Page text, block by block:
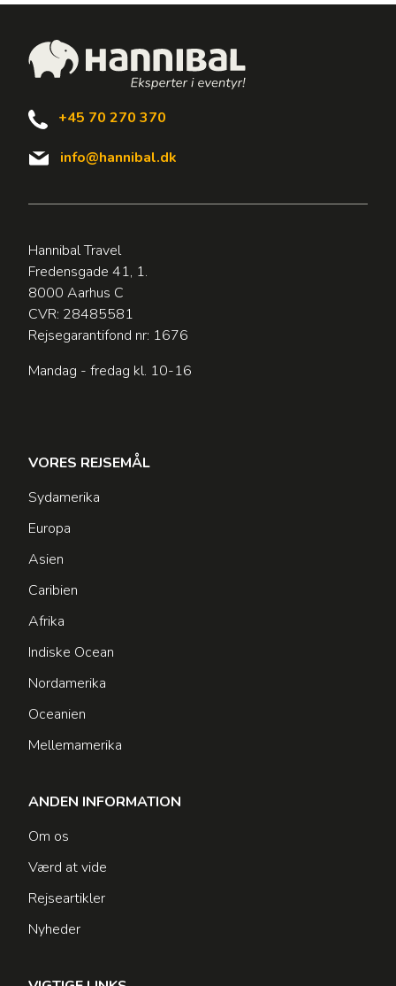
+45 70 270 370
info@hannibal.dk
Hannibal Travel
Fredensgade 41, 1.
8000 Aarhus C
CVR: 28485581
Rejsegarantifond nr: 1676
Mandag - fredag kl. 10-16
VORES REJSEMÅL
Sydamerika
Europa
Asien
Caribien
Afrika
Indiske Ocean
Nordamerika
Oceanien
Mellemamerika
ANDEN INFORMATION
Om os
Værd at vide
Rejseartikler
Nyheder